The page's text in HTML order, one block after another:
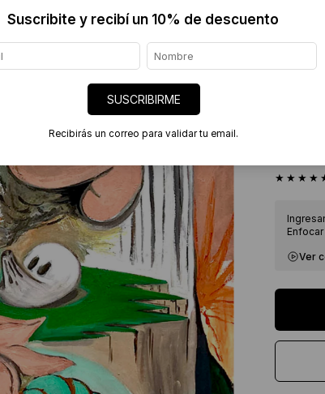
Ver
Ver
Suscribite y recibí un 10% de descuento
SUSCRIBIRME
Recibirás un correo para validar tu email.